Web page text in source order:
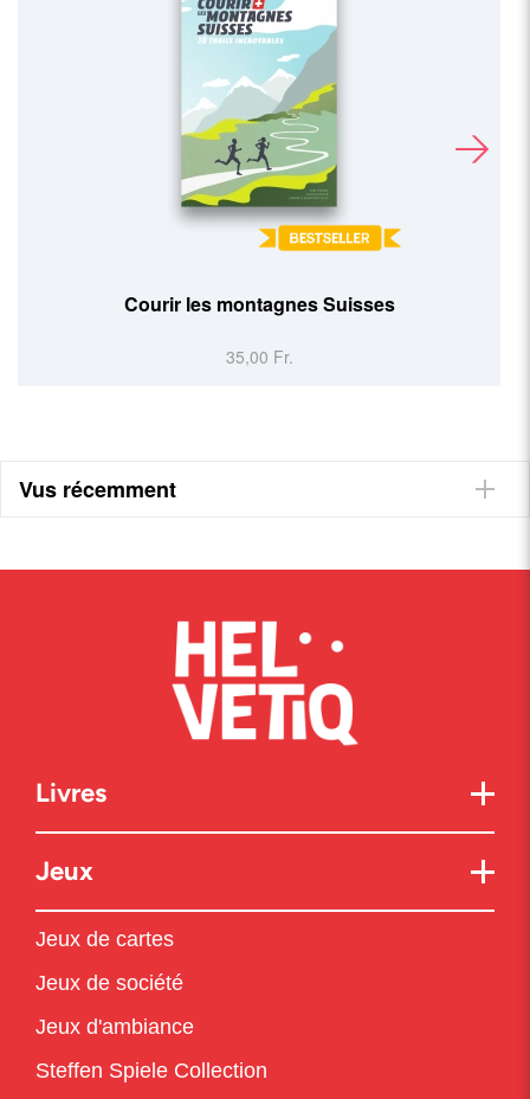
Courir les montagnes Suisses
35,00 Fr.
Vus récemment
Livres
Jeux
Jeux de cartes
Jeux de société
Jeux d'ambiance
Steffen Spiele Collection